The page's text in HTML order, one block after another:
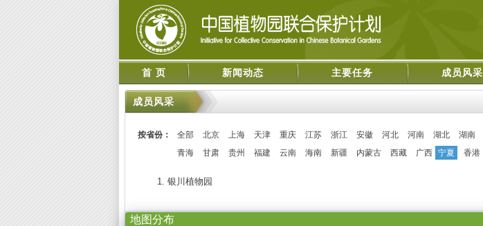
首 页 新闻动态 主要任务 成员风采
成员风采
按省份： 全部 北京 上海 天津 重庆 江苏 浙江 安徽 河北 河南 湖北 湖南
青海
甘肃 贵州 福建 云南 海南 新疆 内蒙古 西藏 广西 宁夏 香港
1. 银川植物园
地图分布